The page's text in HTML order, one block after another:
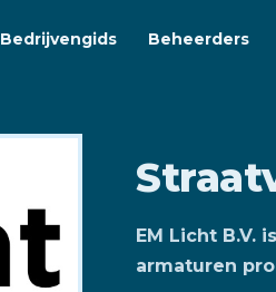
Bedrijvengids Beheerders
EM Licht B.V.
armaturen